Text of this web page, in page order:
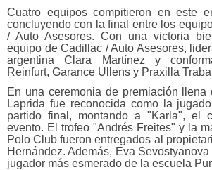
Cuatro equipos compitieron en este
concluyendo con la final entre los
/ Auto Asesores. Con una victoria
equipo de Cadillac / Auto Asesores,
argentina Clara Martínez y
Reinfurt, Garance Ullens y Praxilla
En una ceremonia de premiación llena
Laprida fue reconocida como la
partido final, montando a "Karla", el
evento. El trofeo "Andrés Freites" y la
Polo Club fueron entregados al
Hernández. Además, Eva
jugador más esmerado de la escuela